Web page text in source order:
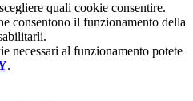
quali cookie consentire.
consentono il funzionamento della
necessari al funzionamento potete
.